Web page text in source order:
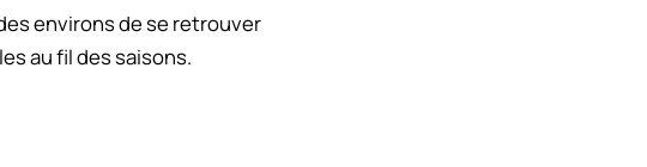
environs de se retrouver
au fil des saisons.